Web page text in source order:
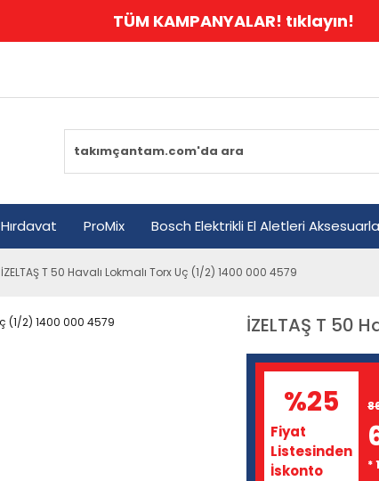
TÜM KAMPANYALAR! tıklayın!
Hırdavat ProMix Bosch Elektrikli El Aletleri
İZELTAŞ T 50 Havalı Lokmalı Torx Uç (1/2) 1400 000 4579
İZELTAŞ T 50
%25
Fiyat
Listesinden
İskonto
*